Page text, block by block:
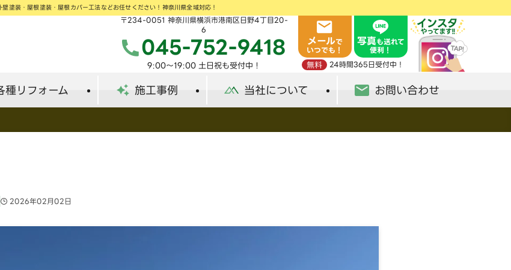
塗装・屋根塗装・屋根カバー工法などお任せください！神奈川県全域対応！
種リフォーム 施工事例 当社について お問い合わせ
〒234-0051 神奈川県横浜市港南区日野4丁目20-
6
045-752-9418
9:00〜19:00 土日祝も受付中！
メールで
いつでも！
写真も送れて
便利！
無料 24時間365日受付中！
2026年02月02日